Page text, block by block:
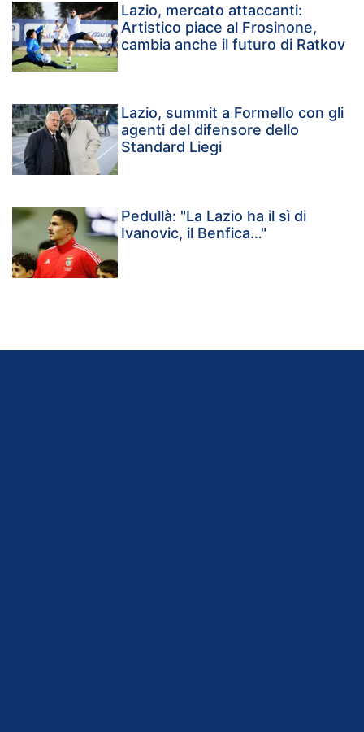
Lazio, mercato attaccanti:
Artistico piace al Frosinone,
cambia anche il futuro di Ratkov
Lazio, summit a Formello con gli
agenti del difensore dello
Standard Liegi
Pedullà: "La Lazio ha il sì di
Ivanovic, il Benfica…"